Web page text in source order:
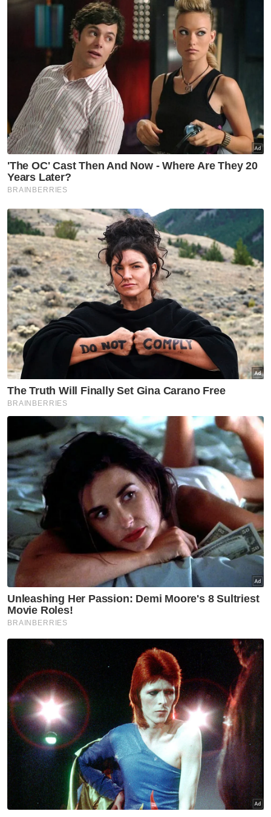
“Yang penting ialah kekuasaan politik Melayu-
Islam dan bukan Islam yang tidak ekstrem
seperti MCA dan MIC.
“Tapi kalau BN dah cukup kerusi, Pas tidak
ada masalah,” katanya.
Artikel Berkaitan:
PN memang tidak sasar tawan Johor – Tuan Ibrahim
Jadi pembangkang lebih munasabah
Mahkamah batal saman pemula tiga bekas ADUN
Pas terhadap Speaker Perlis
Siapa tawan 23 DUN?
Bangsa Johor perlu pilih pembangkang berkesan
Muat turun aplikasi Sinar Harian. Klik di sini!
PRN Johor
Pas
Perikatan Nasional
Artikel Disyorkan
Politik
21 kerusi BN, apa baki untuk
PN?